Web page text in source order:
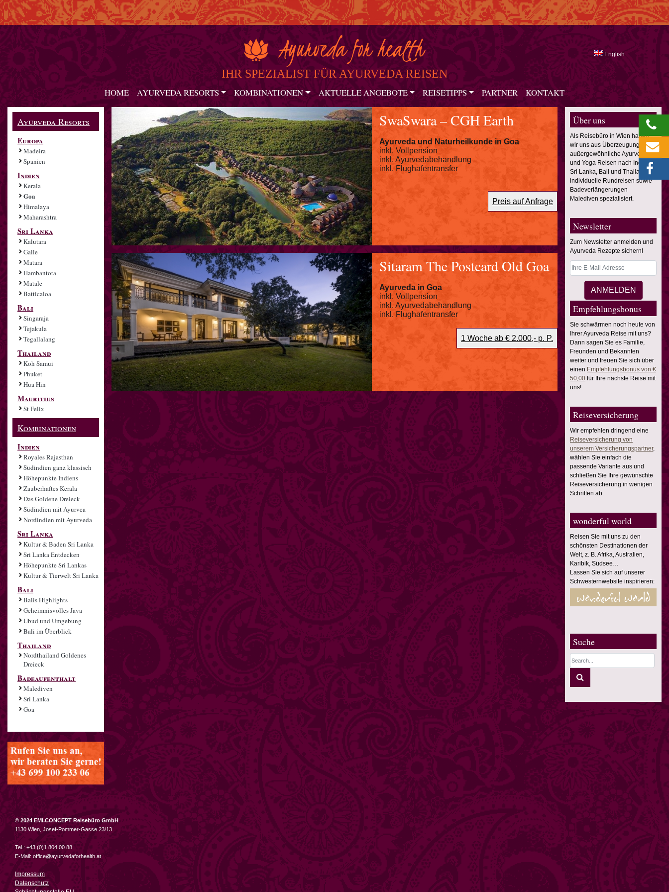
IHR SPEZIALIST FÜR AYURVEDA REISEN
HOME AYURVEDA RESORTS KOMBINATIONEN AKTUELLE ANGEBOTE REISETIPPS PARTNER KONTAKT
English
Ayurveda Resorts
Europa
Madeira
Spanien
Indien
Kerala
Goa
Himalaya
Maharashtra
Sri Lanka
Kalutara
Galle
Matara
Hambantota
Matale
Batticaloa
Bali
Singaraja
Tejakula
Tegallalang
Thailand
Koh Samui
Phuket
Hua Hin
Mauritius
St Felix
Kombinationen
Indien
Royales Rajasthan
Südindien ganz klassisch
Höhepunkte Indiens
Zauberhaftes Kerala
Das Goldene Dreieck
Südindien mit Ayurvea
Nordindien mit Ayurveda
Sri Lanka
Kultur & Baden Sri Lanka
Sri Lanka Entdecken
Höhepunkte Sri Lankas
Kultur & Tierwelt Sri Lanka
Bali
Balis Highlights
Geheimnisvolles Java
Ubud und Umgebung
Bali im Überblick
Thailand
Nordthailand Goldenes
Dreieck
Badeaufenthalt
Malediven
Sri Lanka
Goa
SwaSwara – CGH Earth
Ayurveda und Naturheilkunde in Goa
inkl. Vollpension
inkl. Ayurvedabehandlung
inkl. Flughafentransfer
Preis auf Anfrage
Sitaram The Postcard Old Goa
Ayurveda in Goa
inkl. Vollpension
inkl. Ayurvedabehandlung
inkl. Flughafentransfer
1 Woche ab € 2.000,- p. P.
Über uns
Als Reisebüro in Wien haben
wir uns aus Überzeugung auf
außergewöhnliche Ayurveda
und Yoga Reisen nach Indien,
Sri Lanka, Bali und Thailand,
individuelle Rundreisen sowie
Badeverlängerungen
Malediven spezialisiert.
Newsletter
Zum Newsletter anmelden und
Ayurveda Rezepte sichern!
Empfehlungsbonus
Sie schwärmen noch heute von
Ihrer Ayurveda Reise mit uns?
Dann sagen Sie es Familie,
Freunden und Bekannten
weiter und freuen Sie sich über
einen Empfehlungsbonus von €
50,00 für Ihre nächste Reise mit
uns!
Reiseversicherung
Wir empfehlen dringend eine
Reiseversicherung von
unserem Versicherungspartner,
wählen Sie einfach die
passende Variante aus und
schließen Sie Ihre gewünschte
Reiseversicherung in wenigen
Schritten ab.
wonderful world
Reisen Sie mit uns zu den
schönsten Destinationen der
Welt, z. B. Afrika, Australien,
Karibik, Südsee…
Lassen Sie sich auf unserer
Schwesternwebsite inspirieren:
Suche
© 2024 EMI.CONCEPT Reisebüro GmbH
1130 Wien, Josef-Pommer-Gasse 23/13
Tel.: +43 (0)1 804 00 88
E-Mail: office@ayurvedaforhealth.at
Impressum
Datenschutz